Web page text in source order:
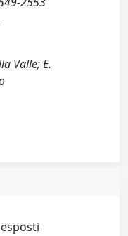
Valle; E.